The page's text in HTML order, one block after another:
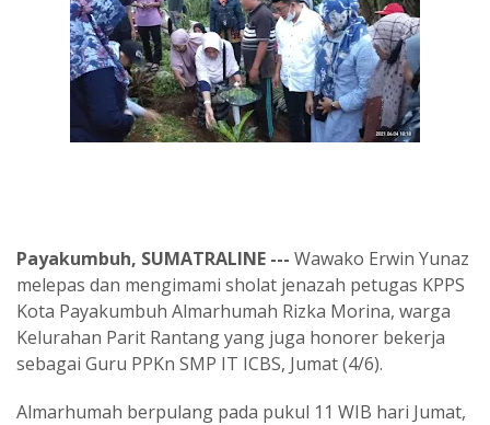
Payakumbuh, SUMATRALINE --- Wawako Erwin Yunaz
melepas dan mengimami sholat jenazah petugas KPPS
Kota Payakumbuh Almarhumah Rizka Morina, warga
Kelurahan Parit Rantang yang juga honorer bekerja
sebagai Guru PPKn SMP IT ICBS, Jumat (4/6).
Almarhumah berpulang pada pukul 11 WIB hari Jumat,